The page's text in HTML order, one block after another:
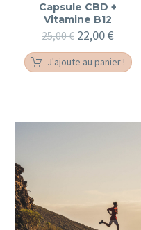
Capsule CBD +
Vitamine B12
25,00€ 22,00€
J'ajoute au panier !